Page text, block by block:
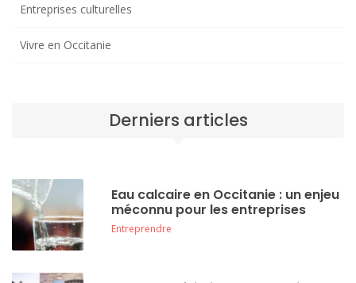
Entreprises culturelles
Vivre en Occitanie
Derniers articles
Eau calcaire en Occitanie : un enjeu
méconnu pour les entreprises
Entreprendre